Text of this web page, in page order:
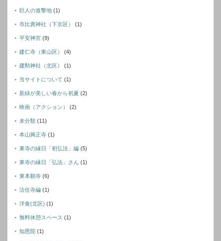
巨人の進撃地 (1)
市比賣神社（下京区） (1)
平安神宮 (9)
建仁寺（東山区） (4)
建勲神社（北区） (1)
当サイトについて (1)
新緑が美しい春から初夏 (2)
映画（アクション） (2)
未分類 (11)
本山興正寺 (1)
東寺の縁日「初弘法」編 (5)
東寺の縁日「弘法」さん (1)
東本願寺 (6)
法住寺編 (1)
洋食(北区) (1)
無料休憩スペース (1)
知恩院 (1)